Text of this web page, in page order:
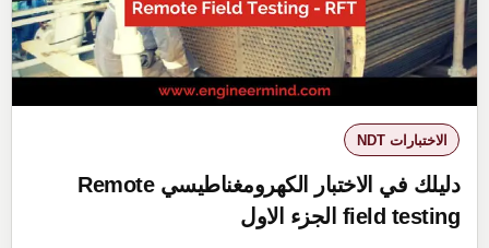
ومفهوم
التأين
Ionization
الاختبارات NDT
دليلك في الاختبار الكهرومغناطيسي Remote
field testing الجزء الاول